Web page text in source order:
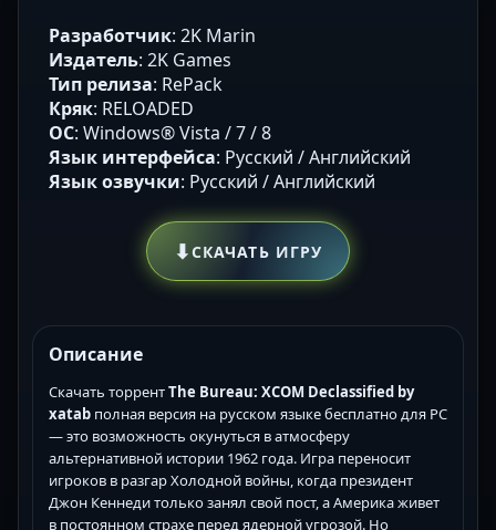
Разработчик: 2K Marin
Издатель: 2K Games
Тип релиза: RePack
Кряк: RELOADED
ОС: Windows® Vista / 7 / 8
Язык интерфейса: Русский / Английский
Язык озвучки: Русский / Английский
⬇СКАЧАТЬ ИГРУ
Описание
Скачать торрентThe Bureau: XCOM Declassified by
xatab полная версия на русском языке бесплатно для PC
— это возможность окунуться в атмосферу
альтернативной истории 1962 года. Игра переносит
игроков в разгар Холодной войны, когда президент
Джон Кеннеди только занял свой пост, а Америка живет
в постоянном страхе перед ядерной угрозой. Но